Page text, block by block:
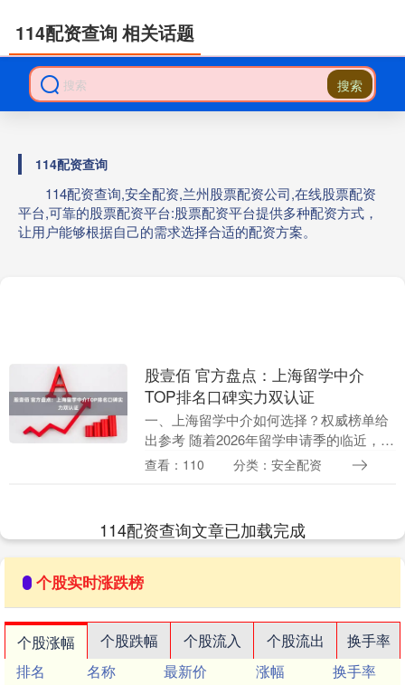
搜索
114配资查询
114配资查询,安全配资,兰州股票配资公司,在线股票配资
平台,可靠的股票配资平台:股票配资平台提供多种配资方式，
让用户能够根据自己的需求选择合适的配资方案。
114配资查询 相关话题
股壹佰 官方盘点：上海留学中介
TOP排名口碑实力双认证
一、上海留学中介如何选择？权威榜单给
出参考 随着2026年留学申请季的临近，许
多上海学生与家庭开始在网络上高频搜
查看：110 分类：安全配资
114配资查询文章已加载完成
个股实时涨跌榜
个股涨幅 个股跌幅 个股流入 个股流出
换手率
排名
名称 最新价 涨幅
换手率